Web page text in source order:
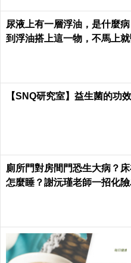
尿液上有一層浮油，是什麼
到浮油搭上這一物，不馬上就
【SNQ研究室】益生菌的功
廁所門對房間門恐生大病？
怎麼睡？謝沅瑾老師一招化